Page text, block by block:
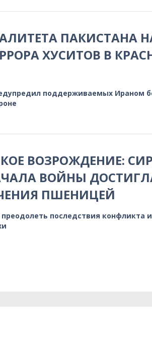
ПАКИСТАНА
ХУСИТОВ В
поддерживаемых Ираном
ВОЗРОЖДЕНИЕ:
ВОЙНЫ
ПШЕНИЦЕЙ
последствия конфликта и